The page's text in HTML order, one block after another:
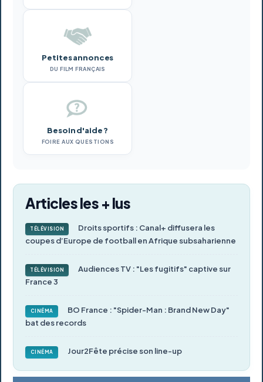
Petites annonces
DU FILM FRANÇAIS
Besoin d'aide ?
FOIRE AUX QUESTIONS
Articles les + lus
TÉLÉVISION
Droits sportifs : Canal+ diffusera les
coupes d’Europe de football en Afrique subsaharienne
TÉLÉVISION
Audiences TV : "Les fugitifs" captive sur
France 3
CINÉMA
BO France : "Spider-Man : Brand New Day"
bat des records
CINÉMA Jour2Fête précise son line-up